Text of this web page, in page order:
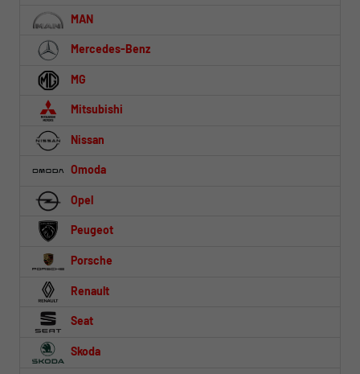
MAN
Mercedes-Benz
MG
Mitsubishi
Nissan
Omoda
Opel
Peugeot
Porsche
Renault
Seat
Skoda